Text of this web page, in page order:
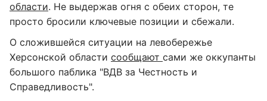
области. Не выдержав огня с обеих сторон, те
просто бросили ключевые позиции и сбежали.
О сложившейся ситуации на левобережье
Херсонской области сообщают сами же оккупанты
большого паблика "ВДВ за Честность и
Справедливость".